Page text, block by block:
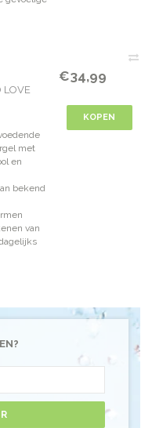
LOVE
met
en
bekend
van
€34,99
KOPEN